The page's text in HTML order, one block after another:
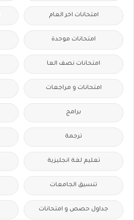
امتحانات اخر العام
امتحانات موحدة
امتحانات نصف العا
امتحانات و مراجعات
برامج
ترجمة
تعليم لغة انجليزية
تنسيق الجامعات
جداول حصص و امتحانات